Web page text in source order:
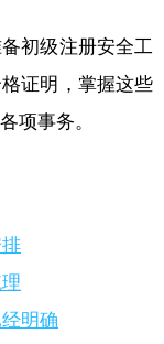
初级注册安全工
证明，掌握这些
项事务。
明确